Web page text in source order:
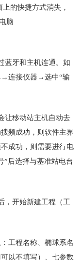
的快捷方式消失，
脑
蓝牙和主机连通。如
→连接仪器→选中“输
让移动站主机自动去
频成功，则软件主界
成功，则需要进行电
后选择与基准站电台
，开始新建工程（工
工程名称、椭球系名
以不填写）、七参数